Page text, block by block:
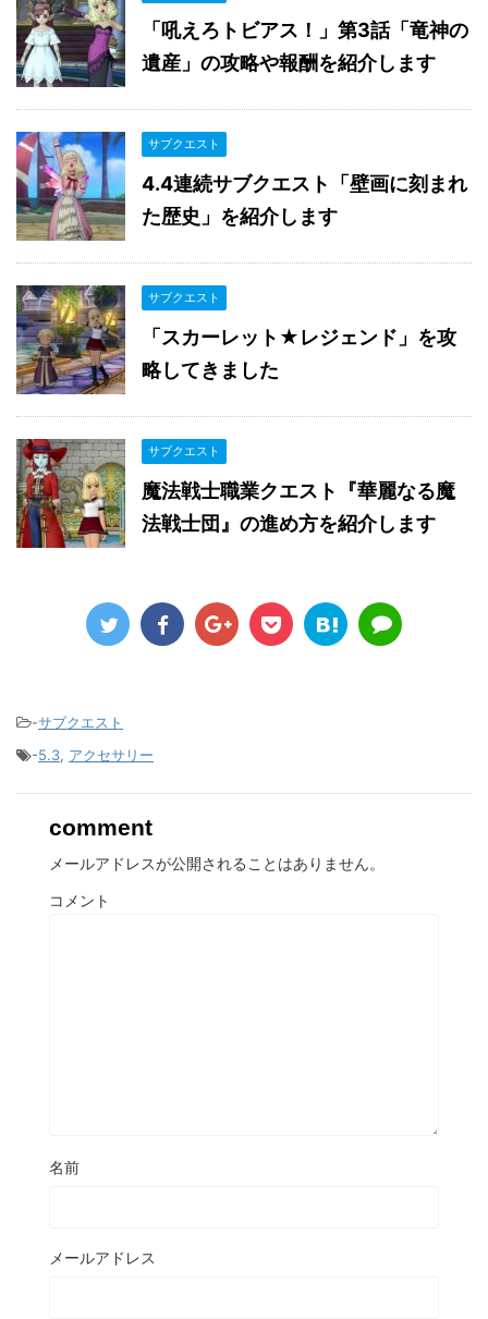
「吼えろトビアス！」第3話「竜神の
遺産」の攻略や報酬を紹介します
サブクエスト
4.4連続サブクエスト「壁画に刻まれ
た歴史」を紹介します
サブクエスト
「スカーレット★レジェンド」を攻
略してきました
サブクエスト
魔法戦士職業クエスト『華麗なる魔
法戦士団』の進め方を紹介します
-サブクエスト
-5.3, アクセサリー
comment
メールアドレスが公開されることはありません。
コメント
名前
メールアドレス